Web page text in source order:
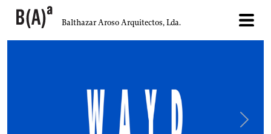
Balthazar Aroso Arquitectos, Lda.
Next